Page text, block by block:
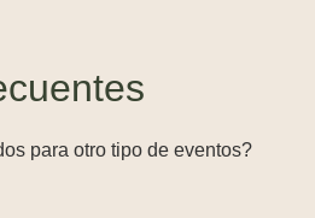
para otro tipo de eventos?